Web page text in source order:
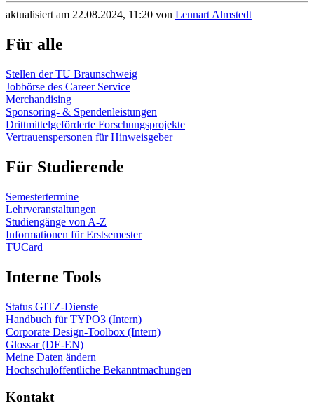
aktualisiert am 22.08.2024, 11:20 von Lennart Almstedt
Für alle
Stellen der TU Braunschweig
Jobbörse des Career Service
Merchandising
Sponsoring- & Spendenleistungen
Drittmittelgeförderte Forschungsprojekte
Vertrauenspersonen für Hinweisgeber
Für Studierende
Semestertermine
Lehrveranstaltungen
Studiengänge von A-Z
Informationen für Erstsemester
TUCard
Interne Tools
Status GITZ-Dienste
Handbuch für TYPO3 (Intern)
Corporate Design-Toolbox (Intern)
Glossar (DE-EN)
Meine Daten ändern
Hochschulöffentliche Bekanntmachungen
Kontakt